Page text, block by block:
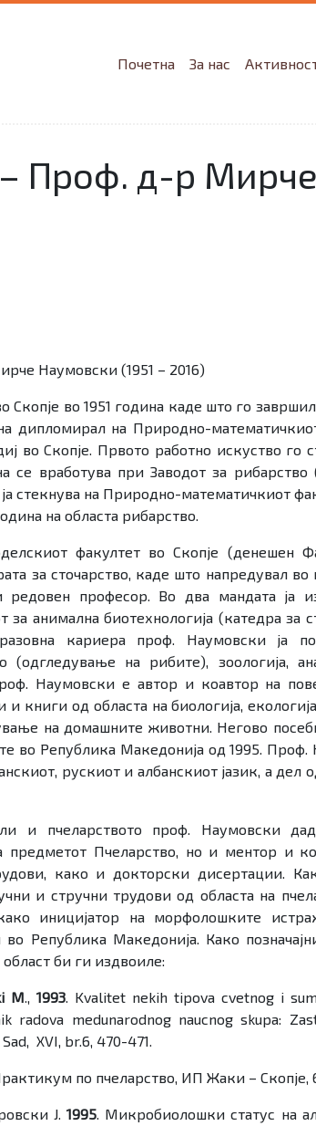
Почетна За нас
Проф. д-р Мирче
Наумовски (1951 – 2016)
Скопје во 1951 година каде што го
дипломирал на Природно-
во Скопје. Првото работно искуство го
се вработува при Заводот за рибарство
стекнува на Природно-математичкиот
на областа рибарство.
факултет во Скопје (денешен
за сточарство, каде што напредувал во
професор. Во два мандата ја
анимална биотехнологија (катедра за
кариера проф. Наумовски ја
на рибите), зоологија,
Наумовски е автор и коавтор на
книги од областа на биологија,
на домашните животни. Негово
во Република Македонија од 1995.
рускиот и албанскиот јазик, а дел
и пчеларството проф. Наумовски
предметот Пчеларство, но и ментор и
како и докторски дисертации.
и стручни трудови од областа на
иницијатор на морфолошките
Република Македонија. Како
би ги издвоиле:
M.,1993. Kvalitet nekih tipova cvetnog i
radova medunarodnog naucnog skupa:
XVI, br.6, 470-471.
по пчеларство, ИП Жаки – Скопје,
Ј.1995. Микробиолошки статус на